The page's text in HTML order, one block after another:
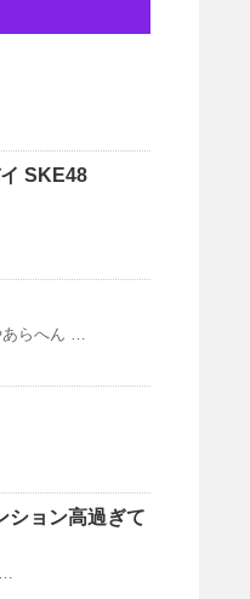
SKE48
あらへん …
ション高過ぎて